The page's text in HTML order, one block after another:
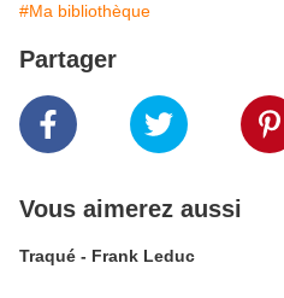
#Ma bibliothèque
Partager
Vous aimerez aussi
Traqué - Frank Leduc